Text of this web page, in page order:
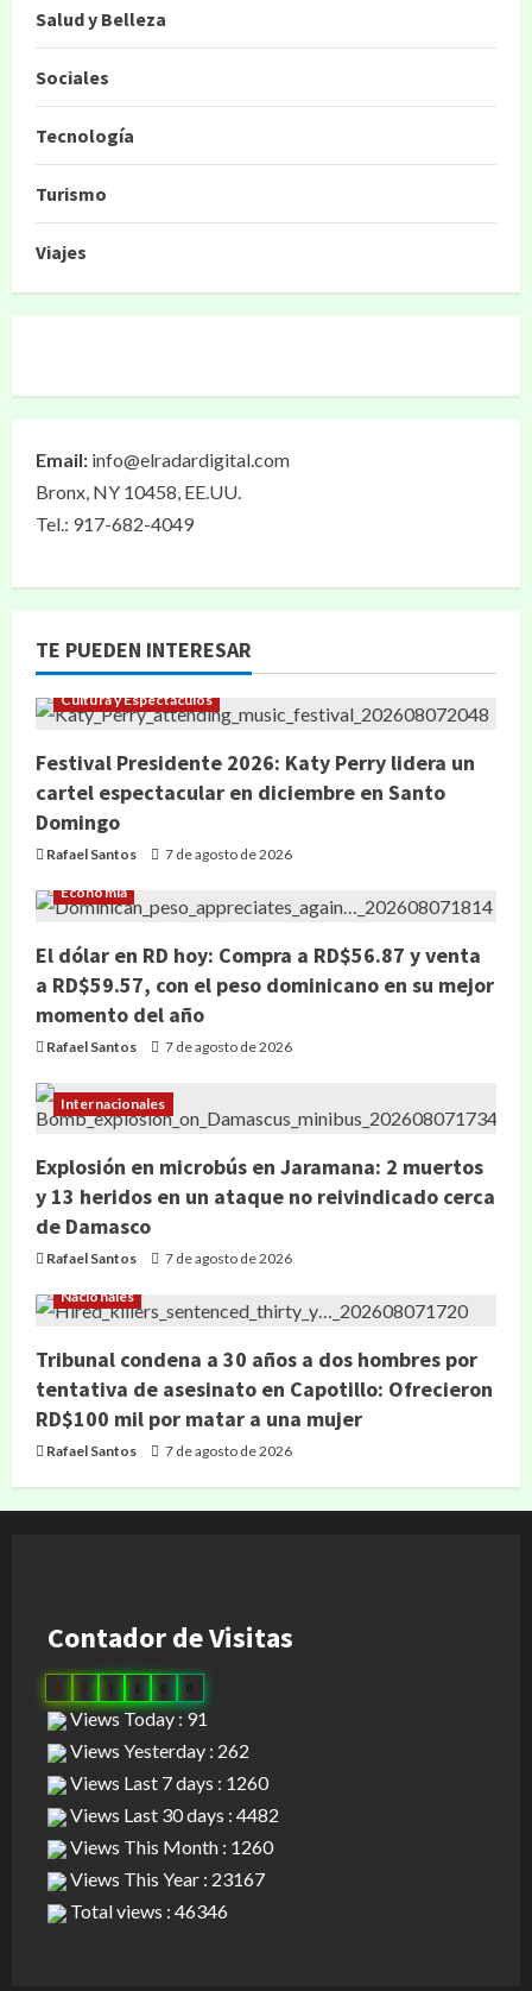
Salud y Belleza
Sociales
Tecnología
Turismo
Viajes
Email: info@elradardigital.com
Bronx, NY 10458, EE.UU.
Tel.: 917-682-4049
TE PUEDEN INTERESAR
Cultura y Espectáculos
Festival Presidente 2026: Katy Perry lidera un
cartel espectacular en diciembre en Santo
Domingo
Rafael Santos 7 de agosto de 2026
Economía
El dólar en RD hoy: Compra a RD$56.87 y venta
a RD$59.57, con el peso dominicano en su mejor
momento del año
Rafael Santos 7 de agosto de 2026
Internacionales
Explosión en microbús en Jaramana: 2 muertos
y 13 heridos en un ataque no reivindicado cerca
de Damasco
Rafael Santos 7 de agosto de 2026
Nacionales
Tribunal condena a 30 años a dos hombres por
tentativa de asesinato en Capotillo: Ofrecieron
RD$100 mil por matar a una mujer
Rafael Santos 7 de agosto de 2026
Contador de Visitas
0 3 1 1 6 0
Views Today : 91
Views Yesterday : 262
Views Last 7 days : 1260
Views Last 30 days : 4482
Views This Month : 1260
Views This Year : 23167
Total views : 46346